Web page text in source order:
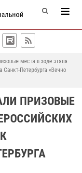
места в ходе этапа
Санкт-Петербурга «Вечно
ПРИЗОВЫЕ